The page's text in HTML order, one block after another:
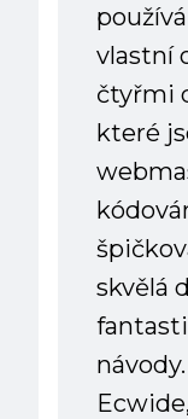
vlastní
čtyřmi
které
skvělá